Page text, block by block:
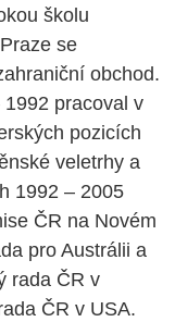
školu
se
obchod.
pracoval v
pozicích
veletrhy a
1992 – 2005
ČR na Novém
pro Austrálii a
rada ČR v
ČR v USA.